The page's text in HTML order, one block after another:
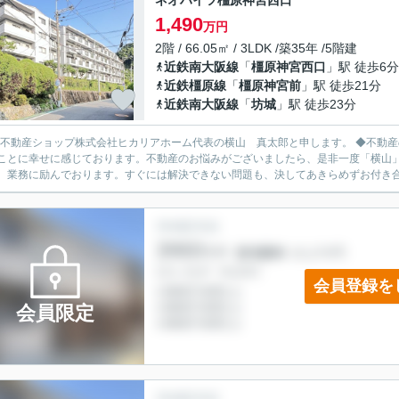
1,490万円
2階 / 66.05㎡ / 3LDK /築35年 /5階建
近鉄南大阪線 「橿原神宮西口 」駅 徒歩6分
近鉄橿原線 「橿原神宮前 」駅 徒歩21分
近鉄南大阪線 「坊城 」駅 徒歩23分
ショップ株式会社ヒカリアホーム代表の横山 真太郎と申します。 ◆不動産のプロとして、お客様の人生における重要な決断をお手伝いで
に幸せに感じております。不動産のお悩みがございましたら、是非一度「横山」までご相談ください。
業務に励んでおります。すぐには解決できない問題も、決してあきらめずお付き
会員限定
会員登録を